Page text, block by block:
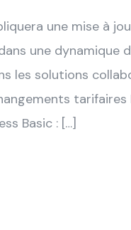
une mise à
une dynamique
les solutions
Basic : […]